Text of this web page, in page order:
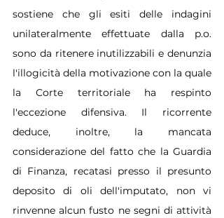
sostiene che gli esiti delle indagini
unilateralmente effettuate dalla p.o.
sono da ritenere inutilizzabili e denunzia
l'illogicità della motivazione con la quale
la Corte territoriale ha respinto
l'eccezione difensiva. Il ricorrente
deduce, inoltre, la mancata
considerazione del fatto che la Guardia
di Finanza, recatasi presso il presunto
deposito di oli dell'imputato, non vi
rinvenne alcun fusto ne segni di attività